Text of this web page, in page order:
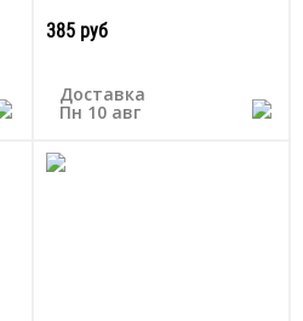
385 руб
Доставка
Пн 10 авг